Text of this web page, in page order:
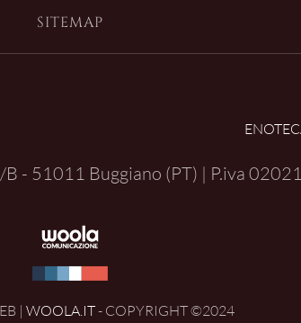
SITEMAP
- 51011 Buggiano (PT) | P.iva
| WOOLA.IT- COPYRIGHT ©2024